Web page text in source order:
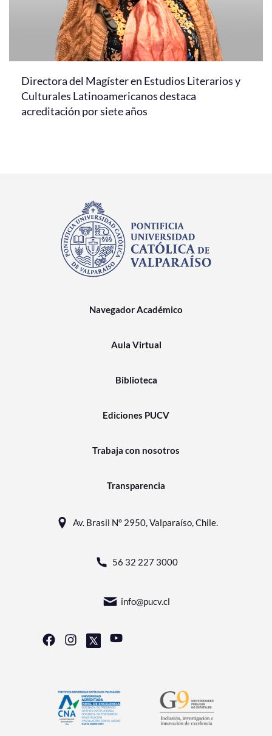
Directora del Magíster en Estudios Literarios y
Culturales Latinoamericanos destaca
acreditación por siete años
Navegador Académico
Aula Virtual
Biblioteca
Ediciones PUCV
Trabaja con nosotros
Transparencia
Av. Brasil N° 2950, Valparaíso, Chile.
56 32 227 3000
info@pucv.cl